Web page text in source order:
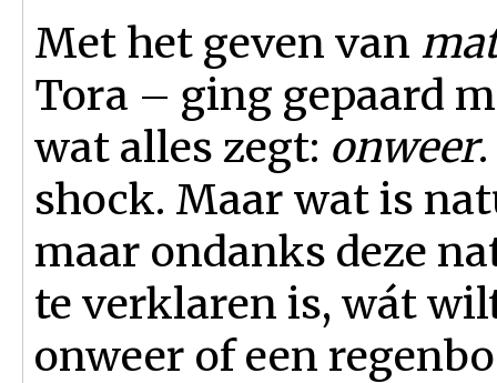
Met het geven van
Tora – ging gepaard
wat alles zegt: onweer
shock. Maar wat is
maar ondanks deze
te verklaren is, wát
onweer of een